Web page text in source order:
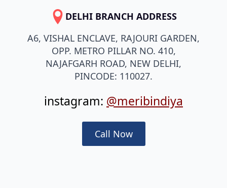
DELHI BRANCH ADDRESS
A6, VISHAL ENCLAVE, RAJOURI GARDEN,
OPP. METRO PILLAR NO. 410,
NAJAFGARH ROAD, NEW DELHI,
PINCODE: 110027.
instagram: @meribindiya
Call Now